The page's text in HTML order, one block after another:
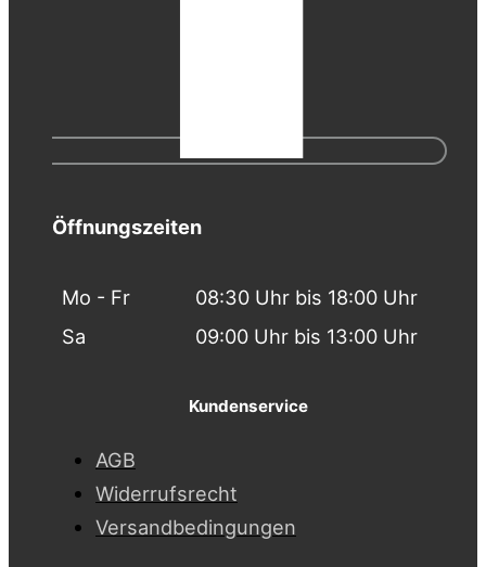
Öffnungszeiten
Mo - Fr
08:30 Uhr bis 18:00 Uhr
Sa
09:00 Uhr bis 13:00 Uhr
Kundenservice
AGB
Widerrufsrecht
Versandbedingungen